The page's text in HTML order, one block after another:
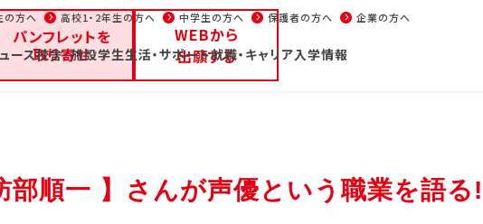
の方へ 高校1・2年生の方へ 中学生の方へ 保護者の方へ
企業の方へ
ース校舎・施設学生生活・サポート就職・キャリア入学情報
パンフレットを
取り寄せ
WEBから
出願する
オープンキャンパス/イベント
方へ 高校3年生の方へ 高校1・2年生の方へ 中学生の方へ 保護者の方
部順一 】さんが声優という職業を語